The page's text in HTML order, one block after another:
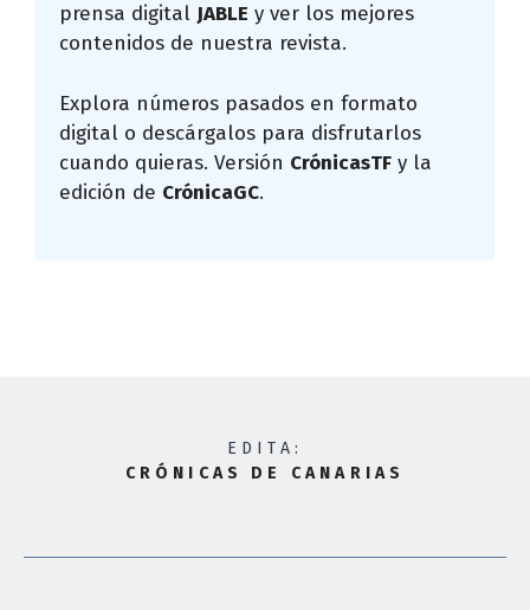
prensa digital JABLE y ver los mejores
contenidos de nuestra revista.
Explora números pasados en formato
digital o descárgalos para disfrutarlos
cuando quieras. Versión CrónicasTF y la
edición de CrónicaGC.
EDITA:
CRÓNICAS DE CANARIAS